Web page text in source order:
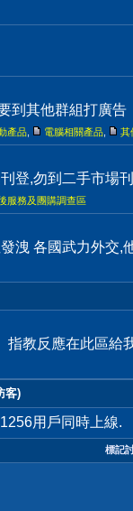
到其他群組打廣告
產品 電腦相關產品 其
登,勿到二手市場
服務及團購調查區
洩 各國武力外交,
指教反應在此區給
客)
用戶同時上線.
標記